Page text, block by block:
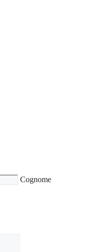
Cognome